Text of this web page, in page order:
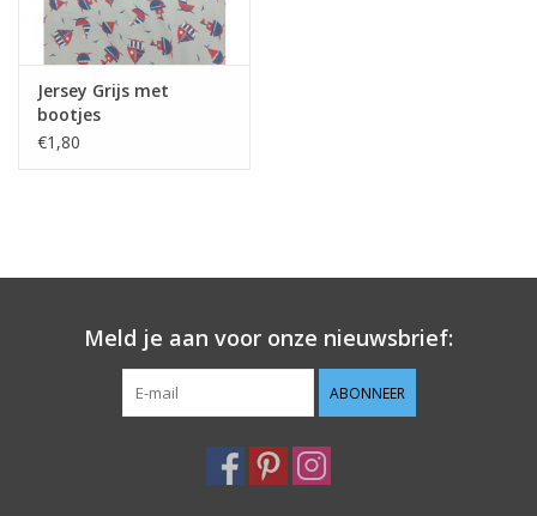
Workshop
Sale / Coupons
Jersey Grijs met
bootjes
€1,80
Meld je aan voor onze nieuwsbrief:
ABONNEER